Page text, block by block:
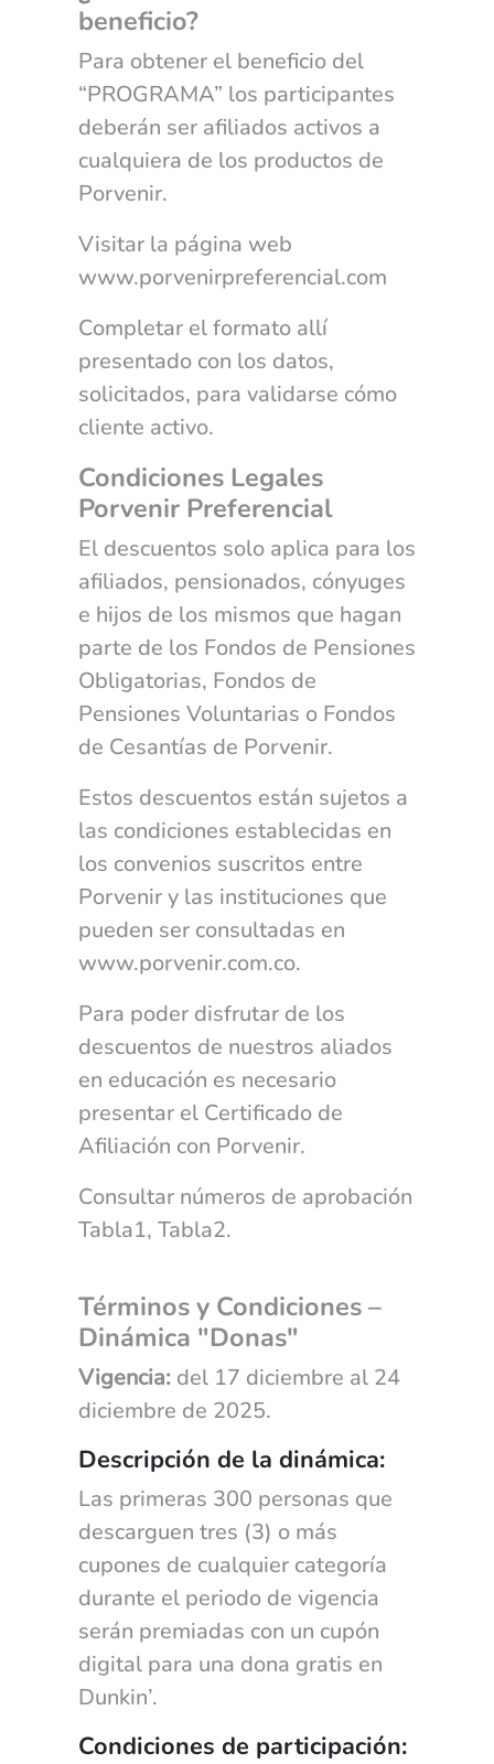
beneficio?
Para obtener el beneficio del
“PROGRAMA” los participantes
deberán ser afiliados activos a
cualquiera de los productos de
Porvenir.
Visitar la página web
www.porvenirpreferencial.com
Completar el formato allí
presentado con los datos,
solicitados, para validarse cómo
cliente activo.
Condiciones Legales
Porvenir Preferencial
El descuentos solo aplica para los
afiliados, pensionados, cónyuges
e hijos de los mismos que hagan
parte de los Fondos de Pensiones
Obligatorias, Fondos de
Pensiones Voluntarias o Fondos
de Cesantías de Porvenir.
Estos descuentos están sujetos a
las condiciones establecidas en
los convenios suscritos entre
Porvenir y las instituciones que
pueden ser consultadas en
www.porvenir.com.co.
Para poder disfrutar de los
descuentos de nuestros aliados
en educación es necesario
presentar el Certificado de
Afiliación con Porvenir.
Consultar números de aprobación
Tabla1, Tabla2.
Términos y Condiciones –
Dinámica "Donas"
Vigencia: del 17 diciembre al 24
diciembre de 2025.
Descripción de la dinámica:
Las primeras 300 personas que
descarguen tres (3) o más
cupones de cualquier categoría
durante el periodo de vigencia
serán premiadas con un cupón
digital para una dona gratis en
Dunkin’.
Condiciones de participación: